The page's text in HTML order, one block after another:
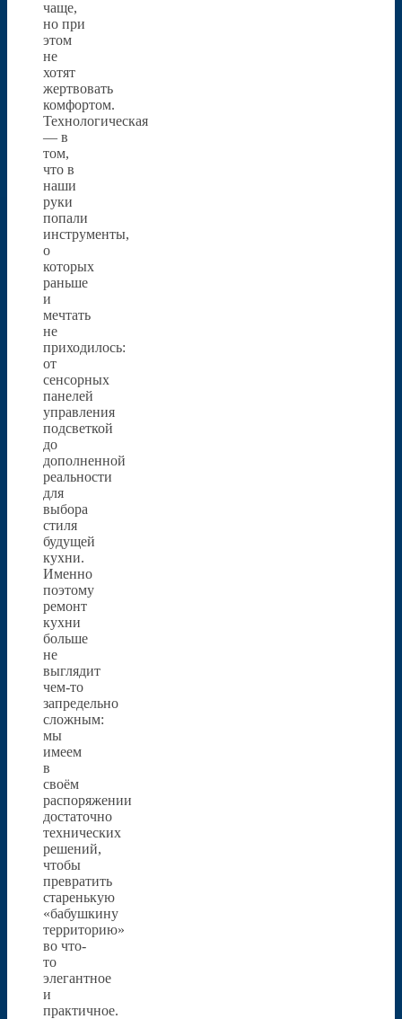
чаще,
но при
этом
не
хотят
жертвовать
комфортом.
Технологическая
— в
том,
что в
наши
руки
попали
инструменты,
о
которых
раньше
и
мечтать
не
приходилось:
от
сенсорных
панелей
управления
подсветкой
до
дополненной
реальности
для
выбора
стиля
будущей
кухни.
Именно
поэтому
ремонт
кухни
больше
не
выглядит
чем-то
запредельно
сложным:
мы
имеем
в
своём
распоряжении
достаточно
технических
решений,
чтобы
превратить
старенькую
«бабушкину
территорию»
во что-
то
элегантное
и
практичное.